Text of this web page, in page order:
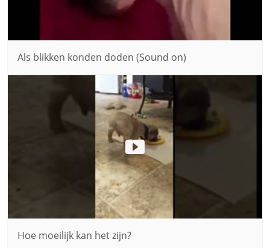
Als blikken konden doden (Sound on)
Hoe moeilijk kan het zijn?